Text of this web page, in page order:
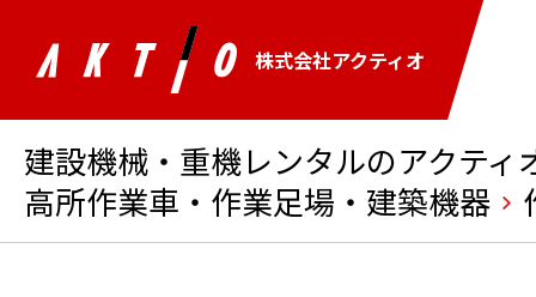
株式会社アクティオ
建設機械・重機レンタルのアクティ
高所作業車・作業足場・建築機器